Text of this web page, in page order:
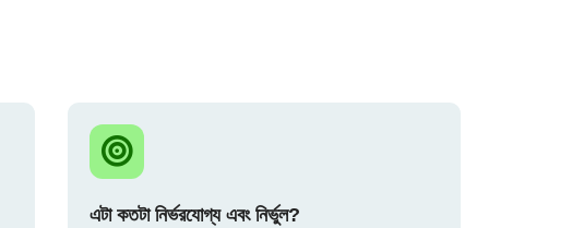
এটা কতটা নির্ভরযোগ্য এবং নির্ভুল?